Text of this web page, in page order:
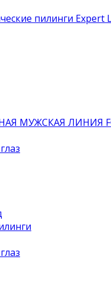
пилинги Expert
МУЖСКАЯ ЛИНИЯ